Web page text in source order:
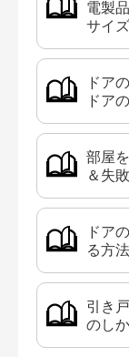
電製
サイ
ドア
ドア
部屋
＆失
ドア
る方
引き
のし